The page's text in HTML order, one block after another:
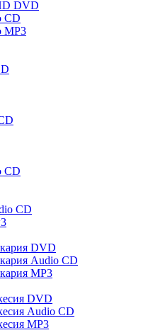
DVD
CD
MP3
CD
CD
DVD
Audio CD
MP3
DVD
Audio CD
MP3